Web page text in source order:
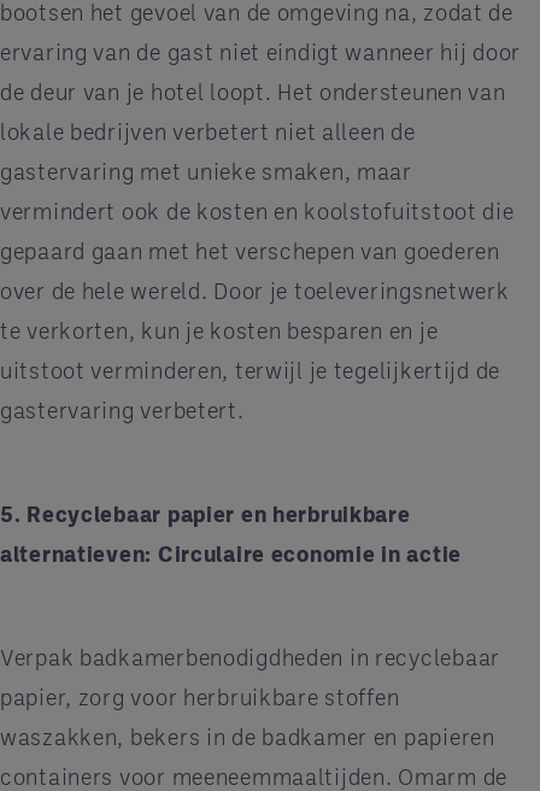
bootsen het gevoel van de omgeving na, zodat de
ervaring van de gast niet eindigt wanneer hij door
de deur van je hotel loopt. Het ondersteunen van
lokale bedrijven verbetert niet alleen de
gastervaring met unieke smaken, maar
vermindert ook de kosten en koolstofuitstoot die
gepaard gaan met het verschepen van goederen
over de hele wereld. Door je toeleveringsnetwerk
te verkorten, kun je kosten besparen en je
uitstoot verminderen, terwijl je tegelijkertijd de
gastervaring verbetert.
5. Recyclebaar papier en herbruikbare
alternatieven: Circulaire economie in actie
Verpak badkamerbenodigdheden in recyclebaar
papier, zorg voor herbruikbare stoffen
waszakken, bekers in de badkamer en papieren
containers voor meeneemmaaltijden. Omarm de